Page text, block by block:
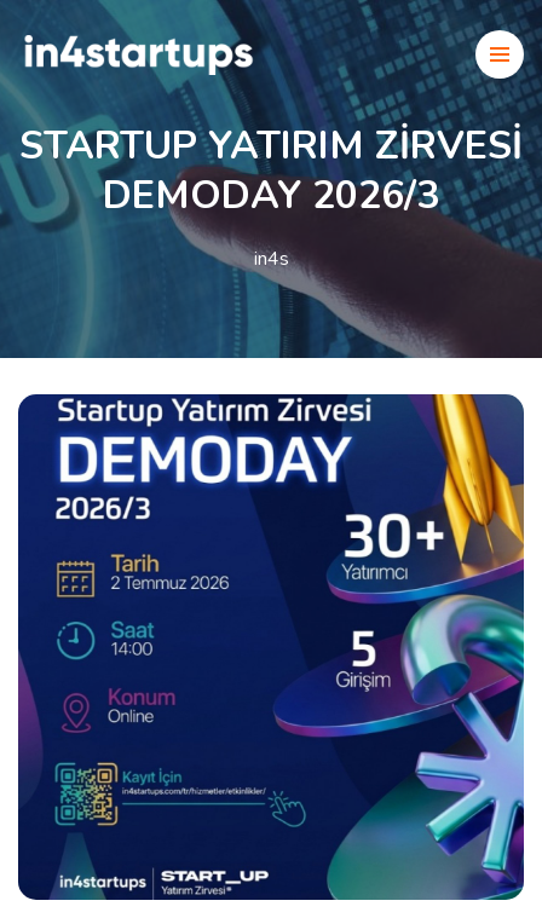
STARTUP YATIRIM ZİRVESİ
DEMODAY 2026/3
in4s